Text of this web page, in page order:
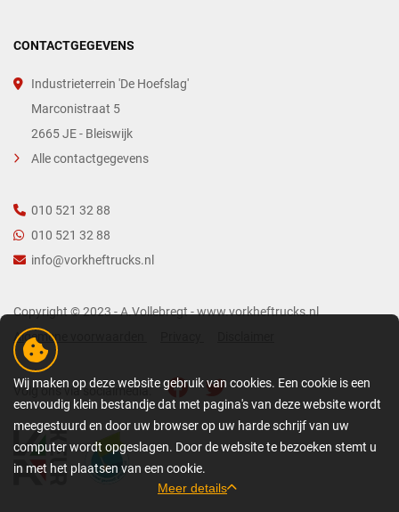
CONTACTGEGEVENS
Industrieterrein 'De Hoefslag'
Marconistraat 5
2665 JE - Bleiswijk
Alle contactgegevens
010 521 32 88
010 521 32 88
info@vorkheftrucks.nl
Copyright © 2023 - A.Vollebregt - www.vorkheftrucks.nl
Algemene voorwaarden
Volg ons via socialmedia:
Wij maken op deze website gebruik van cookies. Een cookie is een
eenvoudig klein bestandje dat met pagina's van deze website wordt
meegestuurd en door uw browser op uw harde schrijf van uw
computer wordt opgeslagen. Door de website te bezoeken stemt u
in met het plaatsen van een cookie.
Meer details